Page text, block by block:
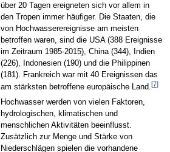
über 20 Tagen ereigneten sich vor allem in
den Tropen immer häufiger. Die Staaten, die
von Hochwasserereignisse am meisten
betroffen waren, sind die USA (388 Ereignisse
im Zeitraum 1985-2015), China (344), Indien
(226), Indonesien (190) und die Philippinen
(181). Frankreich war mit 40 Ereignissen das
am stärksten betroffene europäische Land.[7]
Hochwasser werden von vielen Faktoren,
hydrologischen, klimatischen und
menschlichen Aktivitäten beeinflusst.
Zusätzlich zur Menge und Stärke von
Niederschlägen spielen die vorhandene